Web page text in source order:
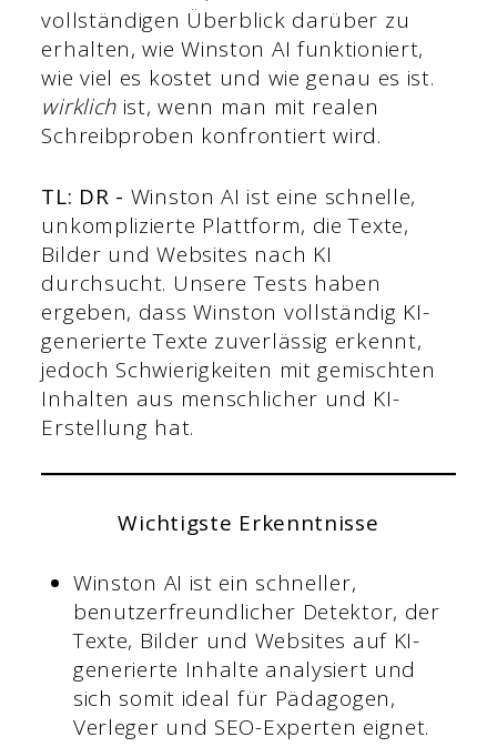
vollständigen Überblick darüber zu
erhalten, wie Winston AI funktioniert,
wie viel es kostet und wie genau es ist.
wirklich ist, wenn man mit realen
Schreibproben konfrontiert wird.
TL: DR - Winston AI ist eine schnelle,
unkomplizierte Plattform, die Texte,
Bilder und Websites nach KI
durchsucht. Unsere Tests haben
ergeben, dass Winston vollständig KI-
generierte Texte zuverlässig erkennt,
jedoch Schwierigkeiten mit gemischten
Inhalten aus menschlicher und KI-
Erstellung hat.
Wichtigste Erkenntnisse
Winston AI ist ein schneller,
benutzerfreundlicher Detektor, der
Texte, Bilder und Websites auf KI-
generierte Inhalte analysiert und
sich somit ideal für Pädagogen,
Verleger und SEO-Experten eignet.